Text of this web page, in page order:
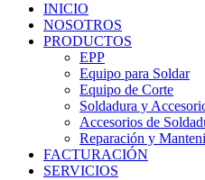
INICIO
NOSOTROS
PRODUCTOS
EPP
Equipo para Soldar
Equipo de Corte
Soldadura y
Accesorios de
Reparación y
FACTURACIÓN
SERVICIOS